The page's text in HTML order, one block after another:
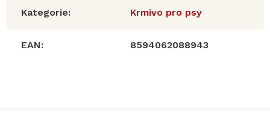
Kategorie: Krmivo pro psy
EAN: 8594062088943